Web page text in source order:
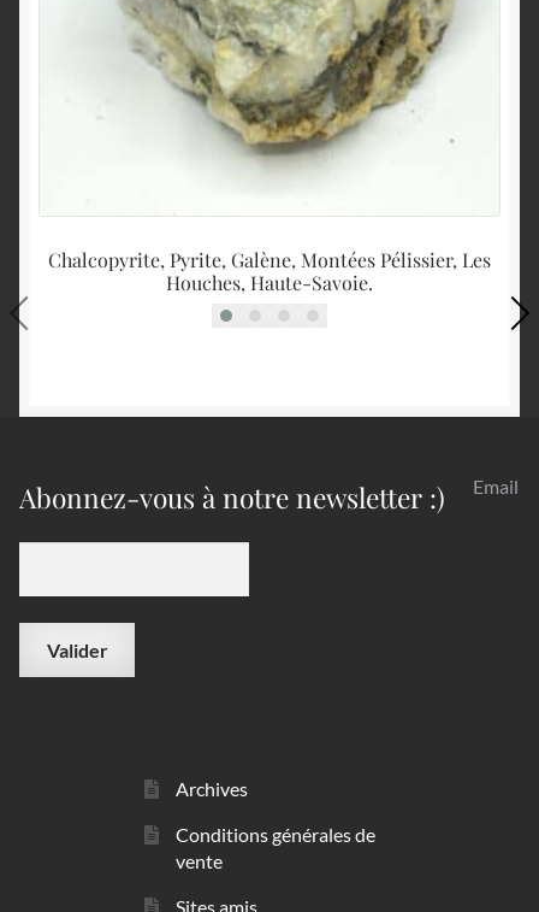
Chalcopyrite, Pyrite, Galène, Montées Pélissier, Les
Houches, Haute-Savoie.
Abonnez-vous à notre newsletter :) Email
Archives
Conditions générales de
vente
Sites amis